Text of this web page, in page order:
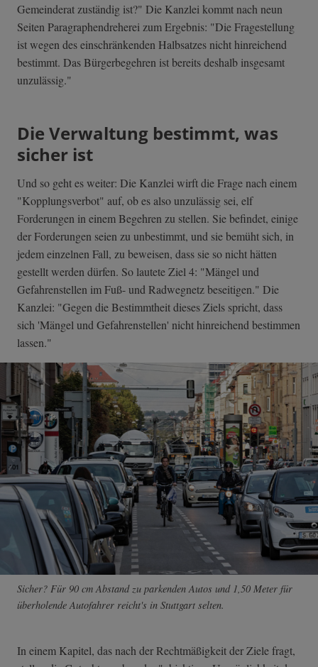
Gemeinderat zuständig ist?" Die Kanzlei kommt nach neun
Seiten Paragraphendreherei zum Ergebnis: "Die Fragestellung
ist wegen des einschränkenden Halbsatzes nicht hinreichend
bestimmt. Das Bürgerbegehren ist bereits deshalb insgesamt
unzulässig."
Die Verwaltung bestimmt, was
sicher ist
Und so geht es weiter: Die Kanzlei wirft die Frage nach einem
"Kopplungsverbot" auf, ob es also unzulässig sei, elf
Forderungen in einem Begehren zu stellen. Sie befindet, einige
der Forderungen seien zu unbestimmt, und sie bemüht sich, in
jedem einzelnen Fall, zu beweisen, dass sie so nicht hätten
gestellt werden dürfen. So lautete Ziel 4: "Mängel und
Gefahrenstellen im Fuß- und Radwegnetz beseitigen." Die
Kanzlei: "Gegen die Bestimmtheit dieses Ziels spricht, dass
sich 'Mängel und Gefahrenstellen' nicht hinreichend bestimmen
lassen."
Sicher? Für 90 cm Abstand zu parkenden Autos und 1,50 Meter für
überholende Autofahrer reicht's in Stuttgart selten.
In einem Kapitel, das nach der Rechtmäßigkeit der Ziele fragt,